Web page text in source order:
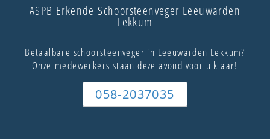
ASPB Erkende Schoorsteenveger Leeuwarden
Lekkum
Betaalbare schoorsteenveger in Leeuwarden Lekkum?
Onze medewerkers staan deze avond voor u klaar!
058-2037035